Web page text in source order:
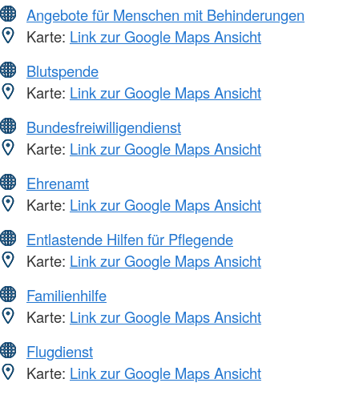
Angebote für Menschen mit Behinderungen
Karte: Link zur Google Maps Ansicht
Blutspende
Karte: Link zur Google Maps Ansicht
Bundesfreiwilligendienst
Karte: Link zur Google Maps Ansicht
Ehrenamt
Karte: Link zur Google Maps Ansicht
Entlastende Hilfen für Pflegende
Karte: Link zur Google Maps Ansicht
Familienhilfe
Karte: Link zur Google Maps Ansicht
Flugdienst
Karte: Link zur Google Maps Ansicht